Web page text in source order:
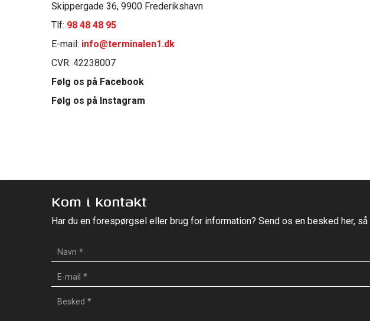
Skippergade 36, 9900 Frederikshavn
Tlf: 98 48 48 95
E-mail: info@terminalen1.dk
CVR: 42238007
Følg os på Facebook
Følg os på Instagram
Kom i kontakt
Har du en forespørgsel eller brug for information? Send os en besked her,